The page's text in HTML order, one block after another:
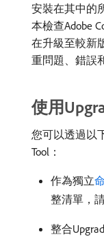
安裝在其中的
本檢查Adobe
在升級至較新
重問題、錯誤
使用
您可以透過以
Tool：
作為獨立
整清單，
整合